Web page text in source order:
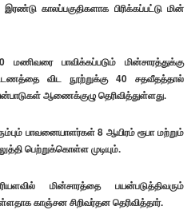
காலப்பகுதிகளாக பிரிக்கப்பட்டு மின்
பாவிக்கப்படும் மின்சாரத்துக்கு
விட நூற்றுக்கு 40 சதவீதத்தால்
ஆணைக்குழு தெரிவித்துள்ளது.
பாவனையாளர்கள் 8 ஆயிரம் ரூபா மற்றும்
பெற்றுக்கொள்ள முடியும்.
மின்சாரத்தை பயன்படுத்திவரும்
காஞ்சன சிறிவர்தன தெரிவித்தார்.